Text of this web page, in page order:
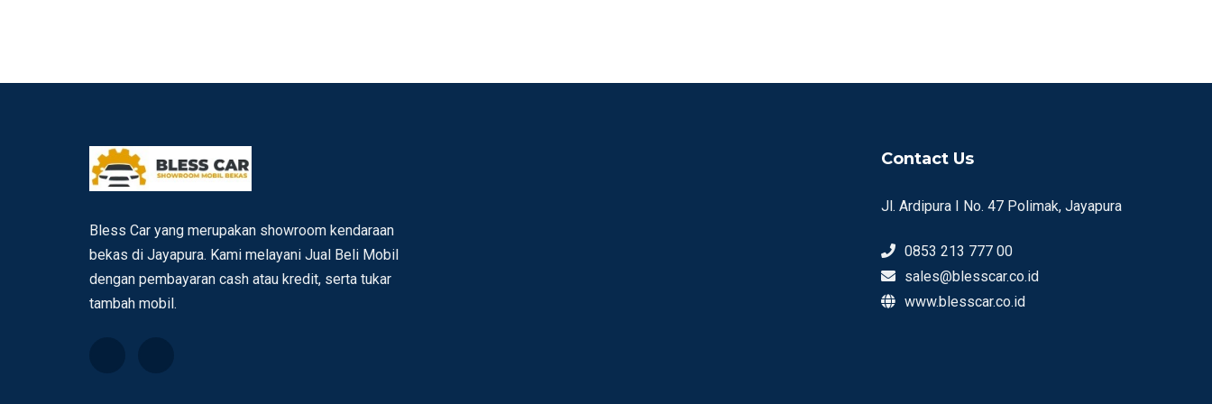
Bless Car yang merupakan showroom kendaraan
bekas di Jayapura. Kami melayani Jual Beli Mobil
dengan pembayaran cash atau kredit, serta tukar
tambah mobil.
Contact Us
Jl. Ardipura I No. 47 Polimak, Jayapura
0853 213 777 00
sales@blesscar.co.id
www.blesscar.co.id